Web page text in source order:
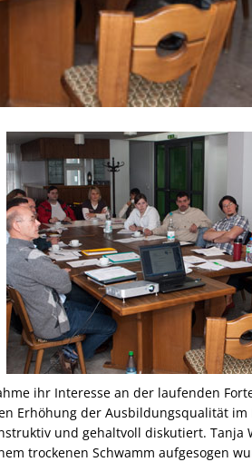
ihr Interesse an der laufenden
Erhöhung der Ausbildungsqualität im
und gehaltvoll diskutiert. Tanja
trockenen Schwamm aufgesogen